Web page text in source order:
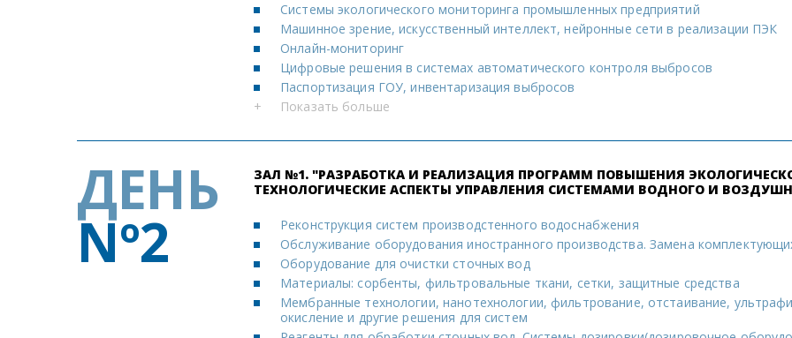
Системы экологического мониторинга промышленных предприятий
Машинное зрение, искусственный интеллект, нейронные сети в реализации ПЭК
Онлайн-мониторинг
Цифровые решения в системах автоматического контроля выбросов
Паспортизация ГОУ, инвентаризация выбросов
+
Показать больше
ДЕНЬ
Nº2
ЗАЛ №1. "РАЗРАБОТКА И РЕАЛИЗАЦИЯ ПРОГРАММ ПОВЫШЕНИЯ
ТЕХНОЛОГИЧЕСКИЕ АСПЕКТЫ УПРАВЛЕНИЯ СИСТЕМАМИ ВОДНОГО И
Реконструкция систем производстенного водоснабжения
Обслуживание оборудования иностранного производства. Замена
Оборудование для очистки сточных вод
Материалы: сорбенты, фильтровальные ткани, сетки, защитные средства
Мембранные технологии, нанотехнологии, фильтрование, отстаивание,
окисление и другие решения для систем